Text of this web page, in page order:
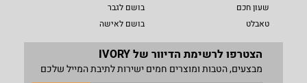
שעון חכם
טאבלט
בושם לגבר
בושם לאישה
הצטרפו לרשימת הדיוור של IVORY
מבצעים, הטבות ומוצרים חמים ישירות לתיבת המייל שלכם